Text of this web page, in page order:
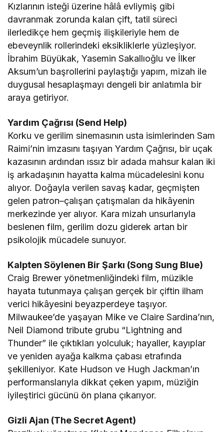
Kızlarının isteği üzerine hâlâ evliymiş gibi
davranmak zorunda kalan çift, tatil süreci
ilerledikçe hem geçmiş ilişkileriyle hem de
ebeveynlik rollerindeki eksikliklerle yüzleşiyor.
İbrahim Büyükak, Yasemin Sakallıoğlu ve İlker
Aksum’un başrollerini paylaştığı yapım, mizah ile
duygusal hesaplaşmayı dengeli bir anlatımla bir
araya getiriyor.
Yardım Çağrısı (Send Help)
Korku ve gerilim sinemasının usta isimlerinden Sam
Raimi’nin imzasını taşıyan Yardım Çağrısı, bir uçak
kazasının ardından ıssız bir adada mahsur kalan iki
iş arkadaşının hayatta kalma mücadelesini konu
alıyor. Doğayla verilen savaş kadar, geçmişten
gelen patron–çalışan çatışmaları da hikâyenin
merkezinde yer alıyor. Kara mizah unsurlarıyla
beslenen film, gerilim dozu giderek artan bir
psikolojik mücadele sunuyor.
Kalpten Söylenen Bir Şarkı (Song Sung Blue)
Craig Brewer yönetmenliğindeki film, müzikle
hayata tutunmaya çalışan gerçek bir çiftin ilham
verici hikâyesini beyazperdeye taşıyor.
Milwaukee’de yaşayan Mike ve Claire Sardina’nın,
Neil Diamond tribute grubu “Lightning and
Thunder” ile çıktıkları yolculuk; hayaller, kayıplar
ve yeniden ayağa kalkma çabası etrafında
şekilleniyor. Kate Hudson ve Hugh Jackman’ın
performanslarıyla dikkat çeken yapım, müziğin
iyileştirici gücünü ön plana çıkarıyor.
Gizli Ajan (The Secret Agent)